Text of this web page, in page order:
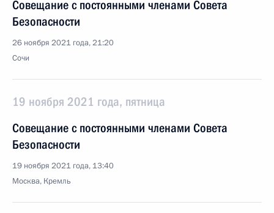
Совещание с постоянными членами Совета
Безопасности
26 ноября 2021 года, 21:20
Сочи
19 ноября 2021 года, пятница
Совещание с постоянными членами Совета
Безопасности
19 ноября 2021 года, 13:40
Москва, Кремль